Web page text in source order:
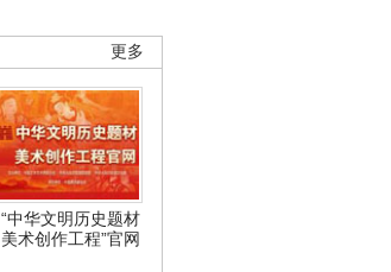
更多
“中华文明历史题材
美术创作工程”官网